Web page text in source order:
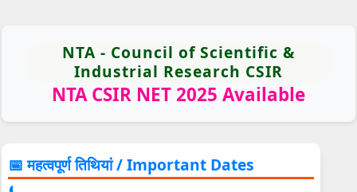
NTA - Council of Scientific &
Industrial Research CSIR
NTA CSIR NET 2025 Available
📅 महत्वपूर्ण तिथियां / Important Dates